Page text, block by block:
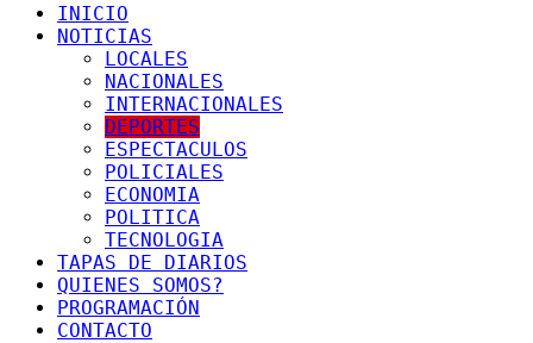
INICIO
NOTICIAS
LOCALES
NACIONALES
INTERNACIONALES
DEPORTES
ESPECTACULOS
POLICIALES
ECONOMIA
POLITICA
TECNOLOGIA
TAPAS DE DIARIOS
QUIENES SOMOS?
PROGRAMACIÓN
CONTACTO